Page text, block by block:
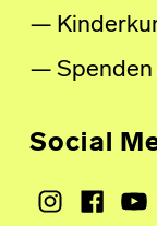
Spenden
Social
Instagram